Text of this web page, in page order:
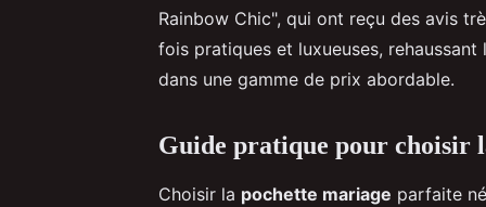
Rainbow Chic", qui ont reçu des avis
fois pratiques et luxueuses,
dans une gamme de prix abordable.
Guide pratique pour choisir
Choisir la pochette mariage parfaite